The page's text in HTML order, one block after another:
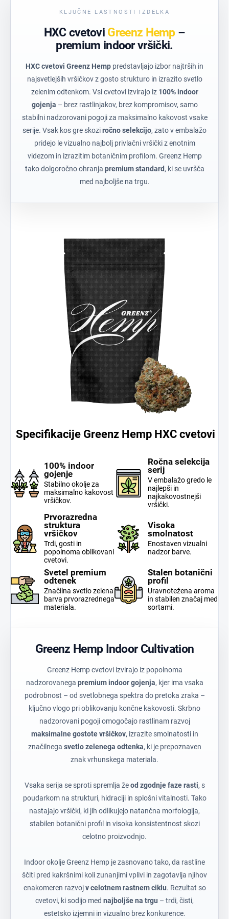
KLJUČNE LASTNOSTI IZDELKA
HXC cvetovi Greenz Hemp–
premium indoor vršički.
HXC cvetovi Greenz Hemp predstavljajo izbor najtrših in
najsvetlejših vršičkov z gosto strukturo in izrazito svetlo
zelenim odtenkom. Vsi cvetovi izvirajo iz 100% indoor
gojenja – brez rastlinjakov, brez kompromisov, samo
stabilni nadzorovani pogoji za maksimalno kakovost vsake
serije. Vsak kos gre skoziročno selekcijo, zato v embalažo
pridejo le vizualno najbolj privlačni vršički z enotnim
videzom in izrazitim botaničnim profilom. Greenz Hemp
tako dolgoročno ohranja premium standard, ki se uvršča
med najboljše na trgu.
Specifikacije Greenz Hemp HXC cvetovi
100% indoor
gojenje
Stabilno okolje za
maksimalno kakovost
vršičkov.
Ročna selekcija
serij
V embalažo gredo le
najlepši in
najkakovostnejši
vršički.
Prvorazredna
struktura
vršičkov
Trdi, gosti in
popolnoma oblikovani
cvetovi.
Visoka
smolnatost
Enostaven vizualni
nadzor barve.
Svetel premium
odtenek
Značilna svetlo zelena
barva prvorazrednega
materiala.
Stalen botanični
profil
Uravnotežena aroma
in stabilen značaj med
sortami.
Greenz Hemp Indoor Cultivation
Greenz Hemp cvetovi izvirajo iz popolnoma
nadzorovanega premium indoor gojenja, kjer ima vsaka
podrobnost – od svetlobnega spektra do pretoka zraka –
ključno vlogo pri oblikovanju končne kakovosti. Skrbno
nadzorovani pogoji omogočajo rastlinam razvoj
maksimalne gostote vršičkov, izrazite smolnatosti in
značilnega svetlo zelenega odtenka, ki je prepoznaven
znak vrhunskega materiala.
Vsaka serija se sproti spremlja žeod zgodnje faze rasti, s
poudarkom na strukturi, hidraciji in splošni vitalnosti. Tako
nastajajo vršički, ki jih odlikujejo natančna morfologija,
stabilen botanični profil in visoka konsistentnost skozi
celotno proizvodnjo.
Indoor okolje Greenz Hemp je zasnovano tako, da rastline
ščiti pred kakršnimi koli zunanjimi vplivi in zagotavlja njihov
enakomeren razvojv celotnem rastnem ciklu. Rezultat so
cvetovi, ki sodijo med najboljše na trgu – trdi, čisti,
estetsko izjemni in vizualno brez konkurence.